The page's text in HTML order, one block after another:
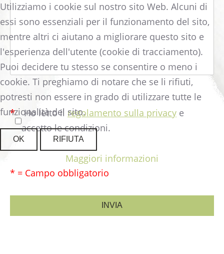
* Ho letto il regolamento sulla privacy e
accetto le condizioni.
* = Campo obbligatorio
Utilizziamo i cookie sul nostro sito Web. Alcuni di
essi sono essenziali per il funzionamento del sito,
mentre altri ci aiutano a migliorare questo sito e
l'esperienza dell'utente (cookie di tracciamento).
Puoi decidere tu stesso se consentire o meno i
cookie. Ti preghiamo di notare che se li rifiuti,
potresti non essere in grado di utilizzare tutte le
funzionalità del sito.
OK RIFIUTA
Maggiori informazioni